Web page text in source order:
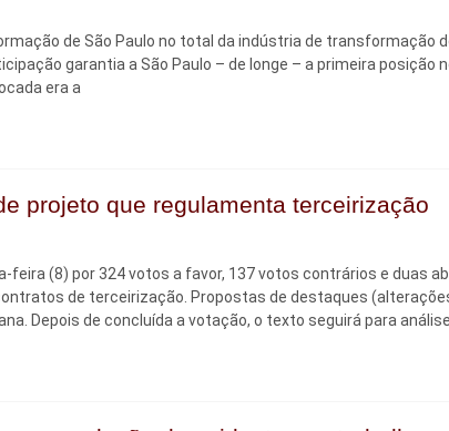
de São Paulo no total da indústria de transformação
garantia a São Paulo – de longe – a primeira posição
era a
projeto que regulamenta terceirização
feira (8) por 324 votos a favor, 137 votos contrários e duas
de terceirização. Propostas de destaques
Depois de concluída a votação, o texto seguirá para análise